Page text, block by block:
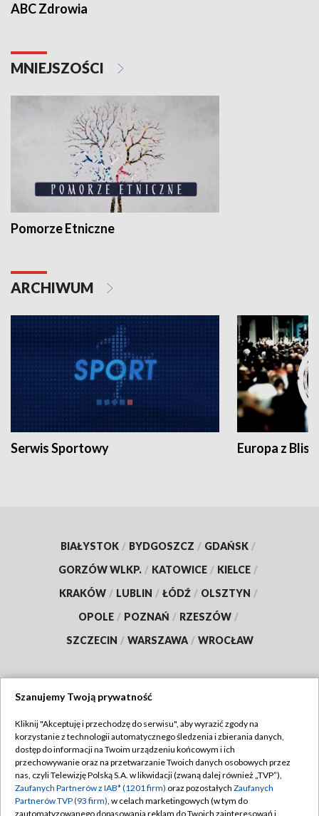
ABC Zdrowia
MNIEJSZOŚCI
Pomorze Etniczne
ARCHIWUM
Serwis Sportowy Europa z
BIAŁYSTOK / BYDGOSZCZ / GDAŃSK /
GORZÓW WLKP. / KATOWICE / KIELCE /
KRAKÓW / LUBLIN / ŁÓDŹ / OLSZTYN /
OPOLE / POZNAŃ / RZESZÓW /
SZCZECIN / WARSZAWA / WROCŁAW
TVP
Abonament TVP
Emisja w TVP
Centrum informacji TVP
Regulamin TVP
Polityka prywatności
Moje zgody
Szanujemy Twoją prywatność
Kliknij "Akceptuję i przechodzę do serwisu", aby wyrazić zgody na
korzystanie z technologii automatycznego śledzenia i zbierania danych,
dostęp do informacji na Twoim urządzeniu końcowym i ich
przechowywanie oraz na przetwarzanie Twoich danych osobowych przez
nas, czyli Telewizję Polską S.A. w likwidacji (zwaną dalej również „TVP”),
Zaufanych Partnerów z IAB* (1201 firm) oraz pozostałych Zaufanych
Partnerów TVP (93 firm), w celach marketingowych (w tym do
zautomatyzowanego dopasowania reklam do Twoich zainteresowań i